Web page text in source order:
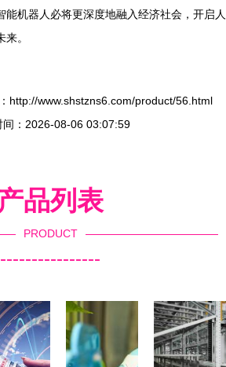
能机器人必将更深度地融入经济社会，开启人
。
http://www.shstzns6.com/product/56.html
间：2026-08-06 03:07:59
产品列表
PRODUCT
----------------